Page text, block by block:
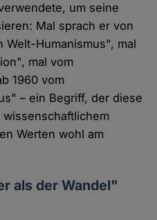
um seine
Mal sprach er von
Humanismus", mal
mal vom
1960 vom
– ein Begriff, der diese
Werten wohl am
als der Wandel"